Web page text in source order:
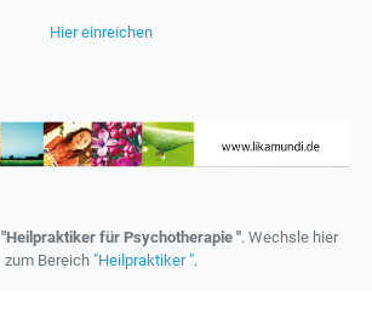
Hier einreichen
"Heilpraktiker für Psychotherapie ". Wechsle hier
zum Bereich "Heilpraktiker ".